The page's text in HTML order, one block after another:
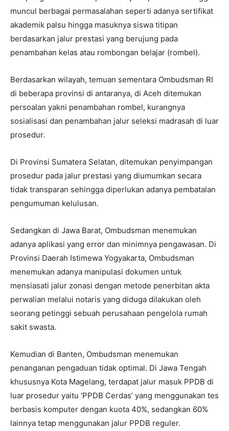
muncul berbagai permasalahan seperti adanya sertifikat
akademik palsu hingga masuknya siswa titipan
berdasarkan jalur prestasi yang berujung pada
penambahan kelas atau rombongan belajar (rombel).
Berdasarkan wilayah, temuan sementara Ombudsman RI
di beberapa provinsi di antaranya, di Aceh ditemukan
persoalan yakni penambahan rombel, kurangnya
sosialisasi dan penambahan jalur seleksi madrasah di luar
prosedur.
Di Provinsi Sumatera Selatan, ditemukan penyimpangan
prosedur pada jalur prestasi yang diumumkan secara
tidak transparan sehingga diperlukan adanya pembatalan
pengumuman kelulusan.
Sedangkan di Jawa Barat, Ombudsman menemukan
adanya aplikasi yang error dan minimnya pengawasan. Di
Provinsi Daerah Istimewa Yogyakarta, Ombudsman
menemukan adanya manipulasi dokumen untuk
mensiasati jalur zonasi dengan metode penerbitan akta
perwalian melalui notaris yang diduga dilakukan oleh
seorang petinggi sebuah perusahaan pengelola rumah
sakit swasta.
Kemudian di Banten, Ombudsman menemukan
penanganan pengaduan tidak optimal. Di Jawa Tengah
khususnya Kota Magelang, terdapat jalur masuk PPDB di
luar prosedur yaitu ‘PPDB Cerdas’ yang menggunakan tes
berbasis komputer dengan kuota 40%, sedangkan 60%
lainnya tetap menggunakan jalur PPDB reguler.